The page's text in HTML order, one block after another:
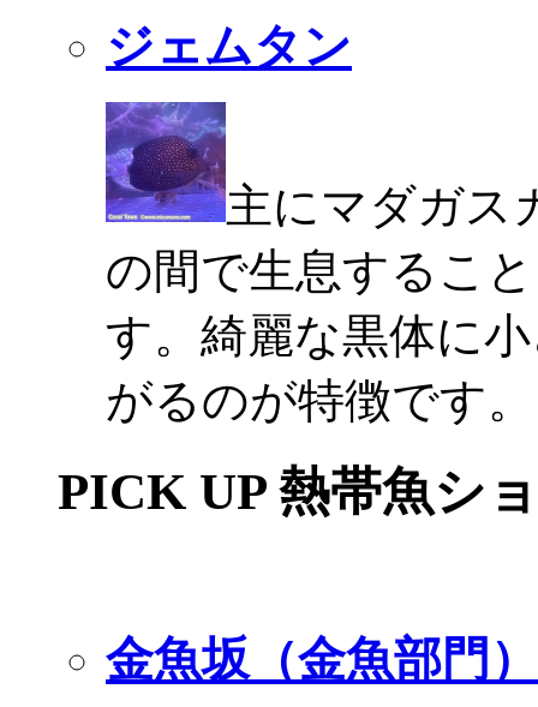
ジェムタン
主にマダガス
の間で生息するこ
す。綺麗な黒体に
がるのが特徴です。
PICK UP 熱帯魚シ
金魚坂（金魚部門）